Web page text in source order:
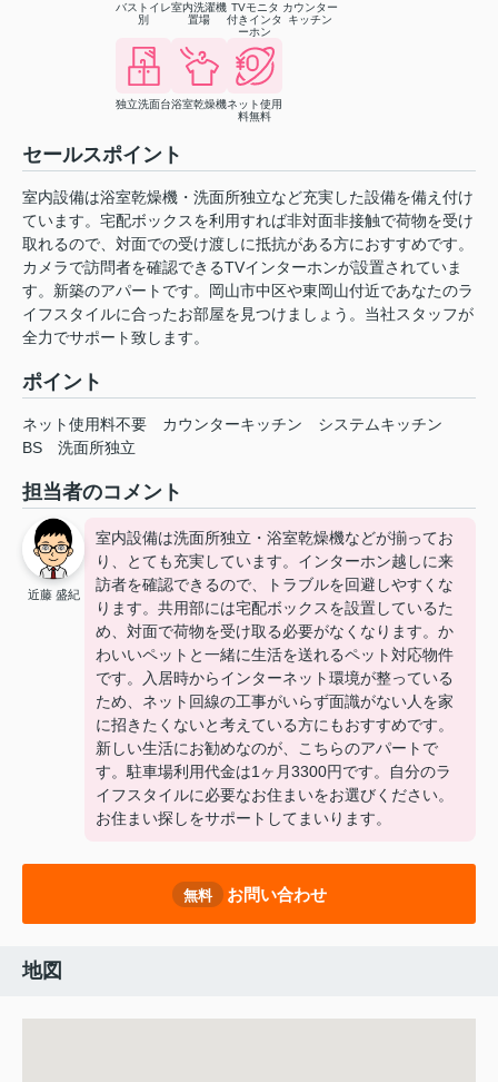
バストイレ
別
室内洗濯機
置場
TVモニタ
付きインタ
ーホン
カウンター
キッチン
独立洗面台浴室乾燥機ネット使用
料無料
セールスポイント
室内設備は浴室乾燥機・洗面所独立など充実した設備を備え付け
ています。宅配ボックスを利用すれば非対面非接触で荷物を受け
取れるので、対面での受け渡しに抵抗がある方におすすめです。
カメラで訪問者を確認できるTVインターホンが設置されていま
す。新築のアパートです。岡山市中区や東岡山付近であなたのラ
イフスタイルに合ったお部屋を見つけましょう。当社スタッフが
全力でサポート致します。
ポイント
ネット使用料不要 カウンターキッチン
システムキッチン
BS
洗面所独立
担当者のコメント
近藤 盛紀
室内設備は洗面所独立・浴室乾燥機などが揃ってお
り、とても充実しています。インターホン越しに来
訪者を確認できるので、トラブルを回避しやすくな
ります。共用部には宅配ボックスを設置しているた
め、対面で荷物を受け取る必要がなくなります。か
わいいペットと一緒に生活を送れるペット対応物件
です。入居時からインターネット環境が整っている
ため、ネット回線の工事がいらず面識がない人を家
に招きたくないと考えている方にもおすすめです。
新しい生活にお勧めなのが、こちらのアパートで
す。駐車場利用代金は1ヶ月3300円です。自分のラ
イフスタイルに必要なお住まいをお選びください。
お住まい探しをサポートしてまいります。
無料 お問い合わせ
地図